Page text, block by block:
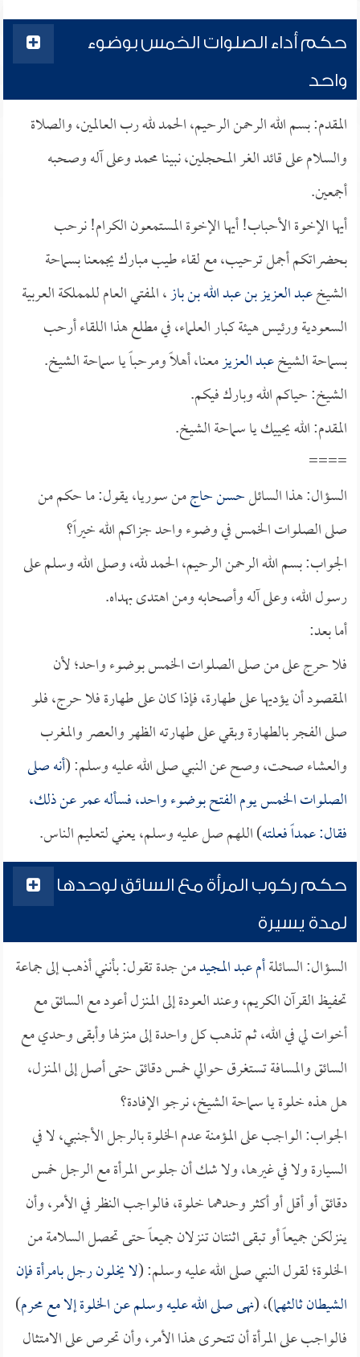
حكم أداء الصلوات الخمس بوضوء
واحد
المقدم: بسم الله الرحمن الرحيم، الحمد لله رب العالمين، والصلاة
والسلام على قائد الغر المحجلين، نبينا محمد وعلى آله وصحبه
أجمعين.
أيها الإخوة الأحباب! أيها الإخوة المستمعون الكرام! نرحب
بحضراتكم أجمل ترحيب، مع لقاء طيب مبارك يجمعنا بسماحة
الشيخعبد العزيز بن عبد الله بن باز، المفتي العام للمملكة العربية
السعودية ورئيس هيئة كبار العلماء، في مطلع هذا اللقاء أرحب
بسماحة الشيخعبد العزيزمعنا، أهلاً ومرحباً يا سماحة الشيخ.
الشيخ: حياكم الله وبارك فيكم.
المقدم: الله يحييك يا سماحة الشيخ.
====
السؤال: هذا السائلحسن حاجمن سوريا، يقول: ما حكم من
صلى الصلوات الخمس في وضوء واحد جزاكم الله خيراً؟
الجواب: بسم الله الرحمن الرحيم، الحمد لله، وصلى الله وسلم على
رسول الله، وعلى آله وأصحابه ومن اهتدى بهداه.
أما بعد:
فلا حرج على من صلى الصلوات الخمس بوضوء واحد؛ لأن
المقصود أن يؤديها على طهارة، فإذا كان على طهارة فلا حرج، فلو
صلى الفجر بالطهارة وبقي على طهارته الظهر والعصر والمغرب
والعشاء صحت، وصح عن النبي صلى الله عليه وسلم: (أنه صلى
الصلوات الخمس يوم الفتح بوضوء واحد، فسألهعمرعن ذلك،
فقال: عمداً فعلته) اللهم صل عليه وسلم، يعني لتعليم الناس.
حكم ركوب المرأة مع السائق لوحدها
لمدة يسيرة
السؤال: السائلةأم عبد المجيدمن جدة تقول: بأنني أذهب إلى جماعة
تحفيظ القرآن الكريم، وعند العودة إلى المنزل أعود مع السائق مع
أخوات لي في الله، ثم تذهب كل واحدة إلى منزلها وأبقى وحدي مع
السائق والمسافة تستغرق حوالي خمس دقائق حتى أصل إلى المنزل،
هل هذه خلوة يا سماحة الشيخ، نرجو الإفادة؟
الجواب: الواجب على المؤمنة عدم الخلوة بالرجل الأجنبي، لا في
السيارة ولا في غيرها، ولا شك أن جلوس المرأة مع الرجل خمس
دقائق أو أقل أو أكثر وحدهما خلوة، فالواجب النظر في الأمر، وأن
ينزلكن جميعاً أو تبقى اثنتان تنزلان جميعاً حتى تحصل السلامة من
الخلوة؛ لقول النبي صلى الله عليه وسلم: (لا يخلون رجل بامرأة فإن
الشيطان ثالثهما)، (نهى صلى الله عليه وسلم عن الخلوة إلا مع محرم)
فالواجب على المرأة أن تتحرى هذا الأمر، وأن تحرص على الامتثال